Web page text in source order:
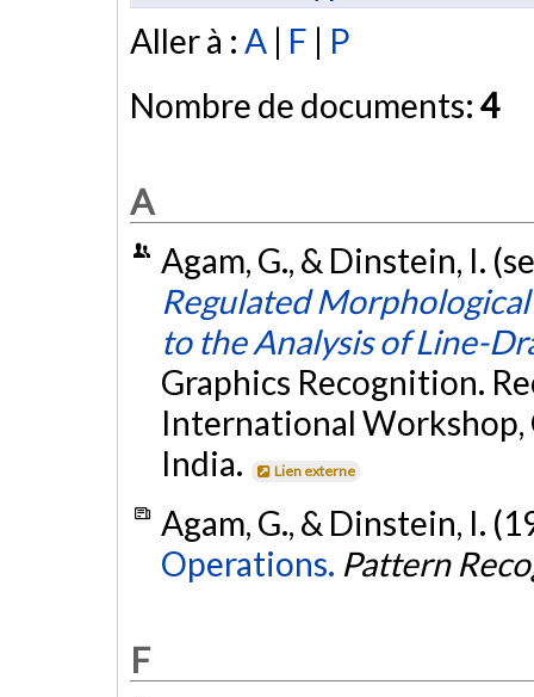
Aller à : A | F | P
Nombre de documents: 4
A
Agam, G., & Dinstein, I.
Regulated
to the Analysis of Line-
Graphics Recognition.
International Workshop,
India.
Lien externe
Agam, G., & Dinstein, I.
Operations. Pattern
F